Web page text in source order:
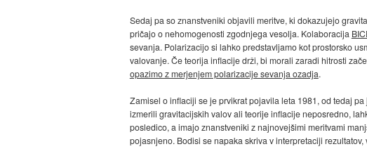
Sedaj pa so znanstveniki objavili meritve, ki dokazujejo
pričajo o nehomogenosti zgodnjega vesolja. Kolaboracija
sevanja. Polarizacijo si lahko predstavljamo kot prostorsko
valovanje. Če teorija inflacije drži, bi morali zaradi hitrosti
opazimo z merjenjem polarizacije sevanja ozadja.
Zamisel o inflaciji se je prvikrat pojavila leta 1981, od tedaj
izmerili gravitacijskih valov ali teorije inflacije neposredno,
posledico, a imajo znanstveniki z najnovejšimi meritvami
pojasnjeno. Bodisi se napaka skriva v interpretaciji